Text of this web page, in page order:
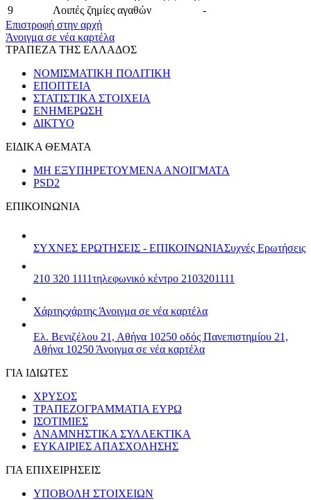
9
Λοιπές ζημίες αγαθών
-
Επιστροφή στην αρχή
Άνοιγμα σε νέα καρτέλα
ΤΡΑΠΕΖΑ ΤΗΣ ΕΛΛΑΔΟΣ
ΝΟΜΙΣΜΑΤΙΚΗ ΠΟΛΙΤΙΚΗ
ΕΠΟΠΤΕΙΑ
ΣΤΑΤΙΣΤΙΚΑ ΣΤΟΙΧΕΙΑ
ΕΝΗΜΕΡΩΣΗ
ΔΙΚΤΥΟ
ΕΙΔΙΚΑ ΘΕΜΑΤΑ
ΜΗ ΕΞΥΠΗΡΕΤΟΥΜΕΝΑ ΑΝΟΙΓΜΑΤΑ
PSD2
ΕΠΙΚΟΙΝΩΝΙΑ
ΣΥΧΝΕΣ ΕΡΩΤΗΣΕΙΣ - ΕΠΙΚΟΙΝΩΝΙΑΣυχνές Ερωτήσεις
210 320 1111τηλεφωνικό κέντρο 2103201111
ΧάρτηςχάρτηςΆνοιγμα σε νέα καρτέλα
Ελ. Βενιζέλου 21, Αθήνα 10250 οδός Πανεπιστημίου 21,
Αθήνα 10250Άνοιγμα σε νέα καρτέλα
ΓΙΑ ΙΔΙΩΤΕΣ
ΧΡΥΣΟΣ
ΤΡΑΠΕΖΟΓΡΑΜΜΑΤΙΑ ΕΥΡΩ
ΙΣΟΤΙΜΙΕΣ
ΑΝΑΜΝΗΣΤΙΚΑ ΣΥΛΛΕΚΤΙΚΑ
ΕΥΚΑΙΡΙΕΣ ΑΠΑΣΧΟΛΗΣΗΣ
ΓΙΑ ΕΠΙΧΕΙΡΗΣΕΙΣ
ΥΠΟΒΟΛΗ ΣΤΟΙΧΕΙΩΝ